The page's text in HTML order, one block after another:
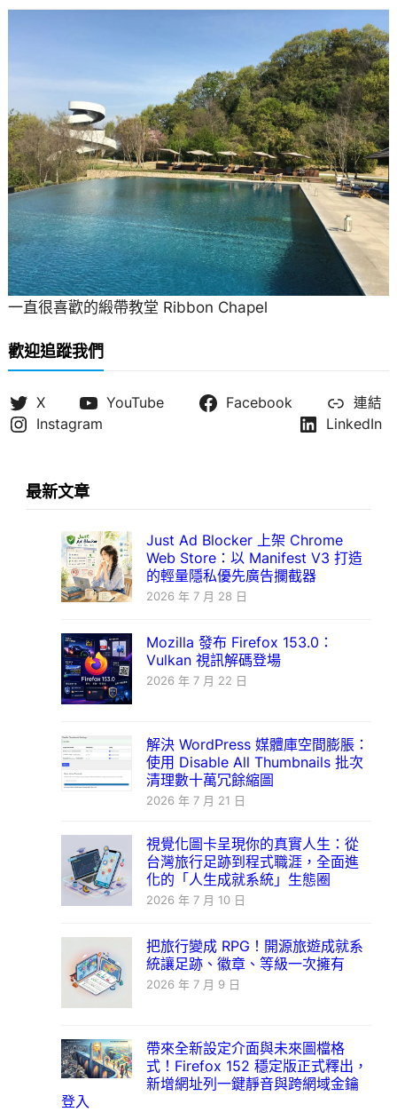
一直很喜歡的緞帶教堂 Ribbon Chapel
歡迎追蹤我們
X YouTube Facebook
連結
Instagram
LinkedIn
最新文章
Just Ad Blocker 上架 Chrome
Web Store：以 Manifest V3 打造
的輕量隱私優先廣告攔截器
2026 年 7 月 28 日
Mozilla 發布 Firefox 153.0：
Vulkan 視訊解碼登場
2026 年 7 月 22 日
解決 WordPress 媒體庫空間膨脹：
使用 Disable All Thumbnails 批次
清理數十萬冗餘縮圖
2026 年 7 月 21 日
視覺化圖卡呈現你的真實人生：從
台灣旅行足跡到程式職涯，全面進
化的「人生成就系統」生態圈
2026 年 7 月 10 日
把旅行變成 RPG！開源旅遊成就系
統讓足跡、徽章、等級一次擁有
2026 年 7 月 9 日
帶來全新設定介面與未來圖檔格
式！Firefox 152 穩定版正式釋出，
新增網址列一鍵靜音與跨網域金鑰
登入